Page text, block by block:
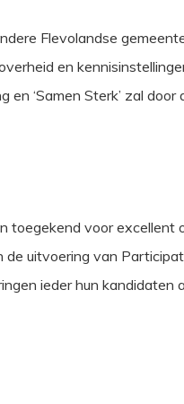
Flevolandse
en
‘Samen Sterk’ zal
toegekend voor excellent
de uitvoering van
ieder hun kandidaten